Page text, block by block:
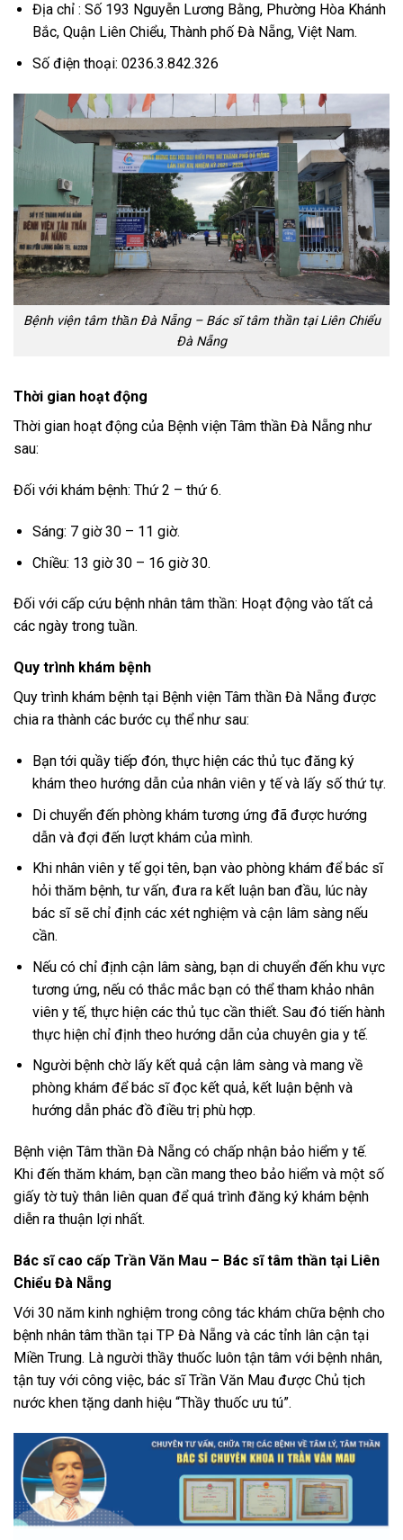
Địa chỉ : Số 193 Nguyễn Lương Bằng, Phường Hòa Khánh
Bắc, Quận Liên Chiểu, Thành phố Đà Nẵng, Việt Nam.
Số điện thoại: 0236.3.842.326
Bệnh viện tâm thần Đà Nẵng – Bác sĩ tâm thần tại Liên Chiểu
Đà Nẵng
Thời gian hoạt động
Thời gian hoạt động của Bệnh viện Tâm thần Đà Nẵng như
sau:
Đối với khám bệnh: Thứ 2 – thứ 6.
Sáng: 7 giờ 30 – 11 giờ.
Chiều: 13 giờ 30 – 16 giờ 30.
Đối với cấp cứu bệnh nhân tâm thần: Hoạt động vào tất cả
các ngày trong tuần.
Quy trình khám bệnh
Quy trình khám bệnh tại Bệnh viện Tâm thần Đà Nẵng được
chia ra thành các bước cụ thể như sau:
Bạn tới quầy tiếp đón, thực hiện các thủ tục đăng ký
khám theo hướng dẫn của nhân viên y tế và lấy số thứ tự.
Di chuyển đến phòng khám tương ứng đã được hướng
dẫn và đợi đến lượt khám của mình.
Khi nhân viên y tế gọi tên, bạn vào phòng khám để bác sĩ
hỏi thăm bệnh, tư vấn, đưa ra kết luận ban đầu, lúc này
bác sĩ sẽ chỉ định các xét nghiệm và cận lâm sàng nếu
cần.
Nếu có chỉ định cận lâm sàng, bạn di chuyển đến khu vực
tương ứng, nếu có thắc mắc bạn có thể tham khảo nhân
viên y tế, thực hiện các thủ tục cần thiết. Sau đó tiến hành
thực hiện chỉ định theo hướng dẫn của chuyên gia y tế.
Người bệnh chờ lấy kết quả cận lâm sàng và mang về
phòng khám để bác sĩ đọc kết quả, kết luận bệnh và
hướng dẫn phác đồ điều trị phù hợp.
Bệnh viện Tâm thần Đà Nẵng có chấp nhận bảo hiểm y tế.
Khi đến thăm khám, bạn cần mang theo bảo hiểm và một số
giấy tờ tuỳ thân liên quan để quá trình đăng ký khám bệnh
diễn ra thuận lợi nhất.
Bác sĩ cao cấp Trần Văn Mau – Bác sĩ tâm thần tại Liên
Chiểu Đà Nẵng
Với 30 năm kinh nghiệm trong công tác khám chữa bệnh cho
bệnh nhân tâm thần tại TP Đà Nẵng và các tỉnh lân cận tại
Miền Trung. Là người thầy thuốc luôn tận tâm với bệnh nhân,
tận tuy với công việc, bác sĩ Trần Văn Mau được Chủ tịch
nước khen tặng danh hiệu “Thầy thuốc ưu tú”.